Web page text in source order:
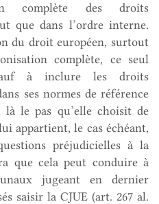
complète des droits
que dans l’ordre interne.
du droit européen, surtout
complète, ce seul
à inclure les droits
ses normes de référence
le pas qu’elle choisit de
appartient, le cas échéant,
préjudicielles à la
que cela peut conduire à
jugeant en dernier
saisir la CJUE (art. 267 al.